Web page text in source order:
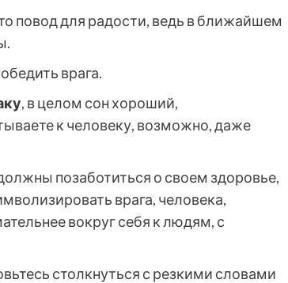
повод для радости, ведь в ближайшем
врага.
, в целом сон хороший,
к человеку, возможно, даже
позаботиться о своем здоровье,
врага, человека,
вокруг себя к людям, с
столкнуться с резкими словами